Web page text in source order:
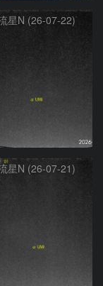
星N (26-07-22)
星N (26-07-21)